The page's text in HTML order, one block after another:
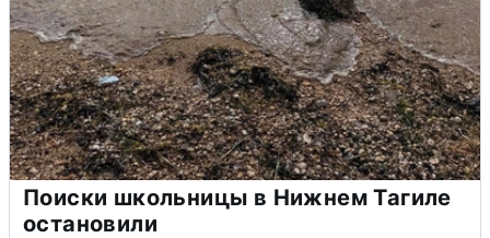
Поиски школьницы в Нижнем Тагиле
остановили